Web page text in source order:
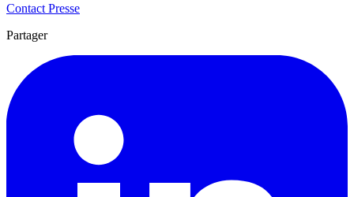
Contact Presse
Partager